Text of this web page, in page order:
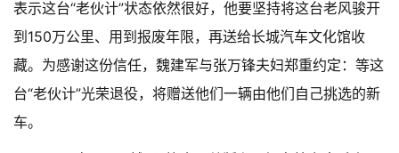
表示这台“老伙计”状态依然很好，他要坚持将这台老风骏开
到150万公里、用到报废年限，再送给长城汽车文化馆收
藏。为感谢这份信任，魏建军与张万锋夫妇郑重约定：等这
台“老伙计”光荣退役，将赠送他们一辆由他们自己挑选的新
车。